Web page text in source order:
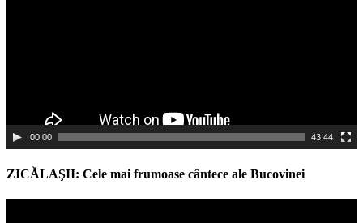
00:00 43:44
ZICĂLAŞII: Cele mai frumoase cântece ale Bucovinei